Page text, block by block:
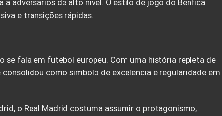
adversários de alto nível. O estilo de jogo do Benfica
e transições rápidas.
se fala em futebol europeu. Com uma história repleta de
como símbolo de excelência e regularidade em
o Real Madrid costuma assumir o protagonismo,